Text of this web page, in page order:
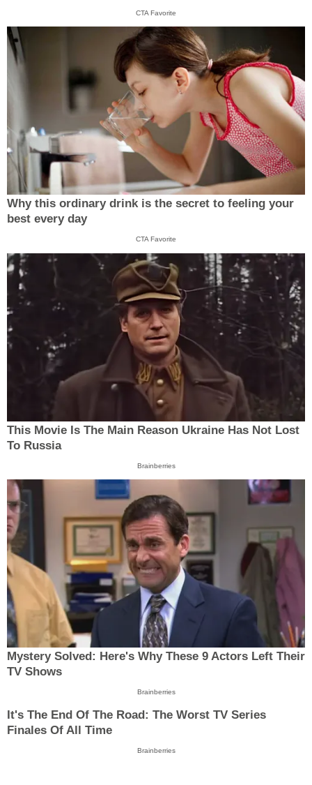
CTA Favorite
Why this ordinary drink is the secret to feeling your
best every day
CTA Favorite
This Movie Is The Main Reason Ukraine Has Not Lost
To Russia
Brainberries
Mystery Solved: Here's Why These 9 Actors Left Their
TV Shows
Brainberries
It's The End Of The Road: The Worst TV Series
Finales Of All Time
Brainberries